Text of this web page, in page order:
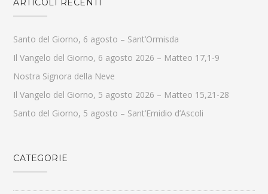
ARTICOLI RECENTI
Santo del Giorno, 6 agosto – Sant’Ormisda
Il Vangelo del Giorno, 6 agosto 2026 – Matteo 17,1-9
Nostra Signora della Neve
Il Vangelo del Giorno, 5 agosto 2026 – Matteo 15,21-28
Santo del Giorno, 5 agosto – Sant’Emidio d’Ascoli
CATEGORIE